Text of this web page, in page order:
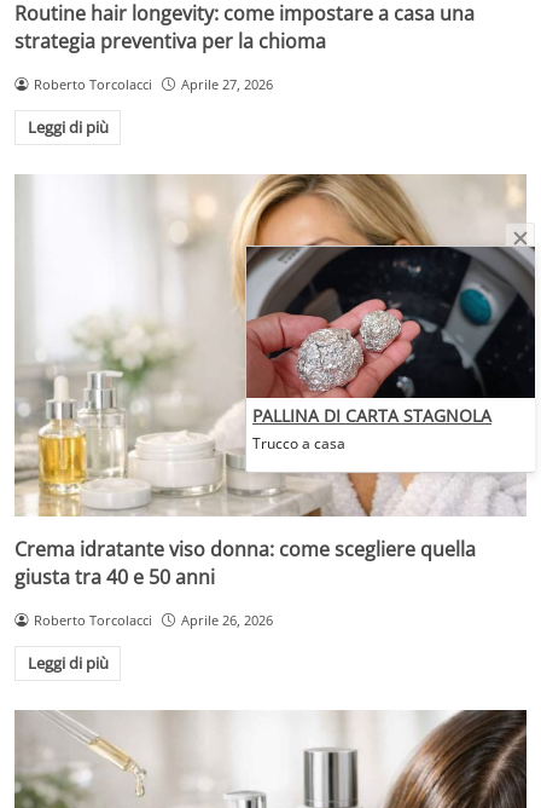
Routine hair longevity: come impostare a casa una
strategia preventiva per la chioma
Roberto Torcolacci Aprile 27, 2026
Leggi di più
Crema idratante viso donna: come scegliere quella
giusta tra 40 e 50 anni
Roberto Torcolacci Aprile 26, 2026
Leggi di più
PALLINA DI CARTA STAGNOLA
Trucco a casa